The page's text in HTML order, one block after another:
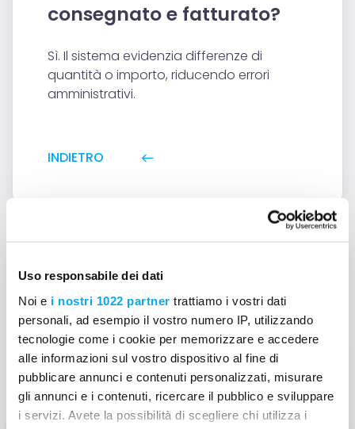
Uso responsabile dei dati
Noi e i nostri 1022 partner trattiamo i vostri dati
personali, ad esempio il vostro numero IP, utilizzando
tecnologie come i cookie per memorizzare e accedere
alle informazioni sul vostro dispositivo al fine di
pubblicare annunci e contenuti personalizzati, misurare
gli annunci e i contenuti, ricercare il pubblico e sviluppare
i servizi. Avete la possibilità di scegliere chi utilizza i
consegnato e fatturato?
Sì. Il sistema evidenzia differenze di
quantità o importo, riducendo errori
amministrativi.
INDIETRO
Non trovi le risposte?
Contattaci